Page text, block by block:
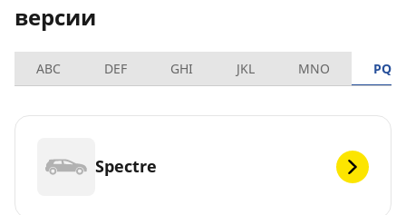
версии
ABC DEF GHI JKL MNO PQRS
Spectre